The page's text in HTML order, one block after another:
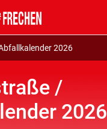
2026
/
2026